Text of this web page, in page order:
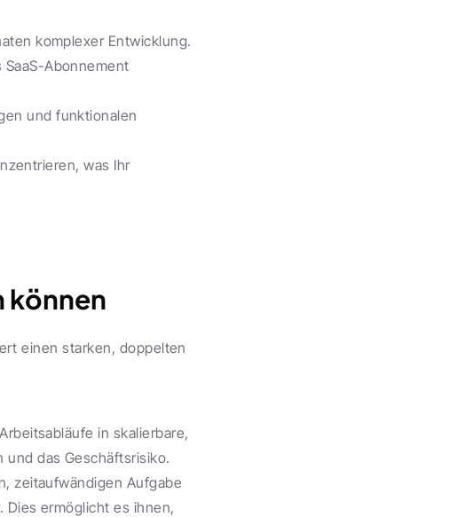
komplexer Entwicklung.
Abonnement
und funktionalen
was Ihr
können
einen starken, doppelten
in skalierbare,
das Geschäftsrisiko.
zeitaufwändigen Aufgabe
ermöglicht es ihnen,